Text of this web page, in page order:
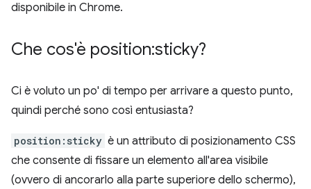
disponibile in Chrome.
Che cos'è position:sticky?
Ci è voluto un po' di tempo per arrivare a questo punto,
quindi perché sono così entusiasta?
position:sticky è un attributo di posizionamento CSS
che consente di fissare un elemento all'area visibile
(ovvero di ancorarlo alla parte superiore dello schermo),